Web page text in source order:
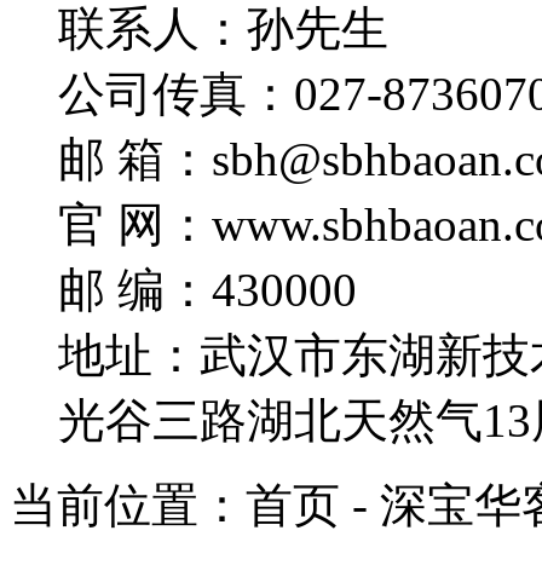
联系人：孙先生
公司传真：027-
邮 箱：
官 网：
邮 编：430000
地址：武汉市东湖新
光谷三路湖北天然气13
当前位置：首页 - 深宝